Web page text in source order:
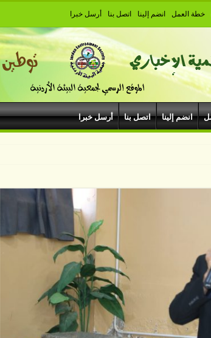
خطة العمل انضم إلينا اتصل بنا أرسل خبرا
انضم إلينا اتصل بنا أرسل خبرا
في مهرجان